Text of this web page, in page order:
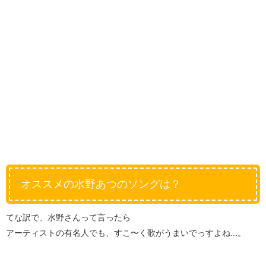
オススメの水野あつのソングは？
てな訳で、水野さんって言ったら
アーティストの有名人でも、すこ〜く歌がうまいでっすよね...。